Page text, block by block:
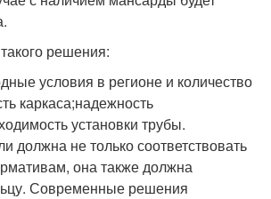
решения:
условия в регионе и количество
каркаса;надежность
установки трубы.
должна не только соответствовать
она также должна
Современные решения